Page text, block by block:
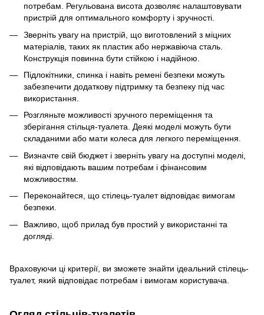
потребам. Регульована висота дозволяє налаштовувати
пристрій для оптимального комфорту і зручності.
Зверніть увагу на пристрій, що виготовлений з міцних
матеріалів, таких як пластик або нержавіюча сталь.
Конструкція повинна бути стійкою і надійною.
Підлокітники, спинка і навіть ремені безпеки можуть
забезпечити додаткову підтримку та безпеку під час
використання.
Розгляньте можливості зручного переміщення та
зберігання стільця-туалета. Деякі моделі можуть бути
складаними або мати колеса для легкого переміщення.
Визначте свій бюджет і зверніть увагу на доступні моделі,
які відповідають вашим потребам і фінансовим
можливостям.
Переконайтеся, що стілець-туалет відповідає вимогам
безпеки.
Важливо, щоб прилад був простий у використанні та
догляді.
Враховуючи ці критерії, ви зможете знайти ідеальний стілець-
туалет, який відповідає потребам і вимогам користувача.